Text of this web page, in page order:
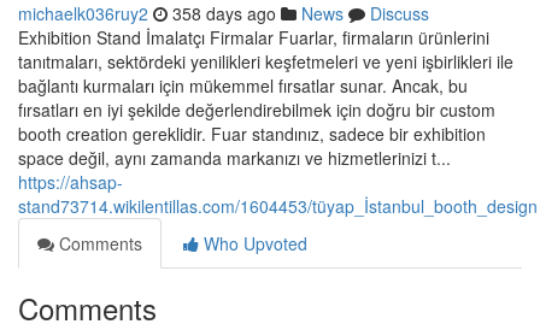
michaelk036ruy2 358 days ago News
Discuss
Exhibition Stand İmalatçı Firmalar Fuarlar, firmaların ürünlerini
tanıtmaları, sektördeki yenilikleri keşfetmeleri ve yeni işbirlikleri ile
bağlantı kurmaları için mükemmel fırsatlar sunar. Ancak, bu
fırsatları en iyi şekilde değerlendirebilmek için doğru bir custom
booth creation gereklidir. Fuar standınız, sadece bir exhibition
space değil, aynı zamanda markanızı ve hizmetlerinizi t...
https://ahsap-
stand73714.wikilentillas.com/1604453/tüyap_İstanbul_booth_design
Comments
Who Upvoted
Comments